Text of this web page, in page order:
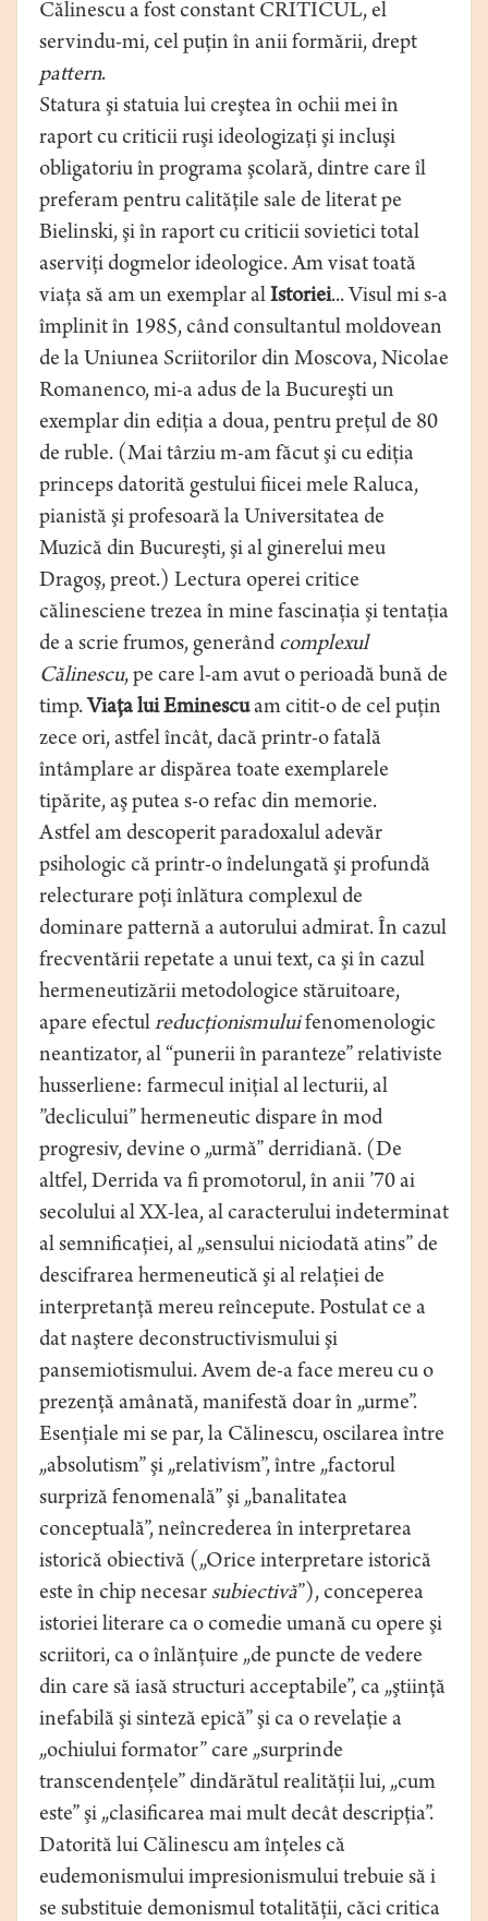
Călinescu a fost constant CRITICUL, el
servindu-mi, cel puţin în anii formării, drept
pattern.
Statura şi statuia lui creştea în ochii mei în
raport cu criticii ruşi ideologizaţi şi incluşi
obligatoriu în programa şcolară, dintre care îl
preferam pentru calităţile sale de literat pe
Bielinski, şi în raport cu criticii sovietici total
aserviţi dogmelor ideologice. Am visat toată
viaţa să am un exemplar alIstoriei... Visul mi s-a
împlinit în 1985, când consultantul moldovean
de la Uniunea Scriitorilor din Moscova, Nicolae
Romanenco, mi-a adus de la Bucureşti un
exemplar din ediţia a doua, pentru preţul de 80
de ruble. (Mai târziu m-am făcut şi cu ediţia
princeps datorită gestului fiicei mele Raluca,
pianistă şi profesoară la Universitatea de
Muzică din Bucureşti, şi al ginerelui meu
Dragoş, preot.) Lectura operei critice
călinesciene trezea în mine fascinaţia şi tentaţia
de a scrie frumos, generând complexul
Călinescu, pe care l-am avut o perioadă bună de
timp. Viaţa lui Eminescuam citit-o de cel puţin
zece ori, astfel încât, dacă printr-o fatală
întâmplare ar dispărea toate exemplarele
tipărite, aş putea s-o refac din memorie.
Astfel am descoperit paradoxalul adevăr
psihologic că printr-o îndelungată şi profundă
relecturare poţi înlătura complexul de
dominare patternă a autorului admirat. În cazul
frecventării repetate a unui text, ca şi în cazul
hermeneutizării metodologice stăruitoare,
apare efectulreducţionismuluifenomenologic
neantizator, al “punerii în paranteze” relativiste
husserliene: farmecul iniţial al lecturii, al
”declicului” hermeneutic dispare în mod
progresiv, devine o „urmă” derridiană. (De
altfel, Derrida va fi promotorul, în anii ’70 ai
secolului al XX-lea, al caracterului indeterminat
al semnificaţiei, al „sensului niciodată atins” de
descifrarea hermeneutică şi al relaţiei de
interpretanţă mereu reîncepute. Postulat ce a
dat naştere deconstructivismului şi
pansemiotismului. Avem de-a face mereu cu o
prezenţă amânată, manifestă doar în „urme”.
Esenţiale mi se par, la Călinescu, oscilarea între
„absolutism” şi „relativism”, între „factorul
surpriză fenomenală” şi „banalitatea
conceptuală”, neîncrederea în interpretarea
istorică obiectivă („Orice interpretare istorică
este în chip necesar subiectivă”), conceperea
istoriei literare ca o comedie umană cu opere şi
scriitori, ca o înlănţuire „de puncte de vedere
din care să iasă structuri acceptabile”, ca „ştiinţă
inefabilă şi sinteză epică” şi ca o revelaţie a
„ochiului formator” care „surprinde
transcendenţele” dindărătul realităţii lui, „cum
este” şi „clasificarea mai mult decât descripţia”.
Datorită lui Călinescu am înţeles că
eudemonismului impresionismului trebuie să i
se substituie demonismul totalităţii, căci critica